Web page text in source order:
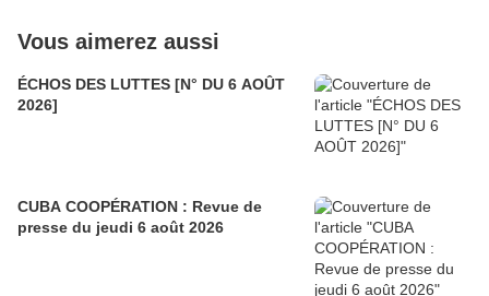
Vous aimerez aussi
ÉCHOS DES LUTTES [N° DU 6 AOÛT
2026]
CUBA COOPÉRATION : Revue de
presse du jeudi 6 août 2026